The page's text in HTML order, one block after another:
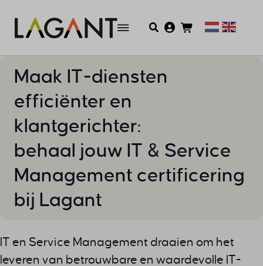
Maak IT-diensten
efficiënter en
klantgerichter:
behaal jouw IT & Service
Management certificering
bij Lagant
IT en Service Management draaien om het
leveren van betrouwbare en waardevolle IT-